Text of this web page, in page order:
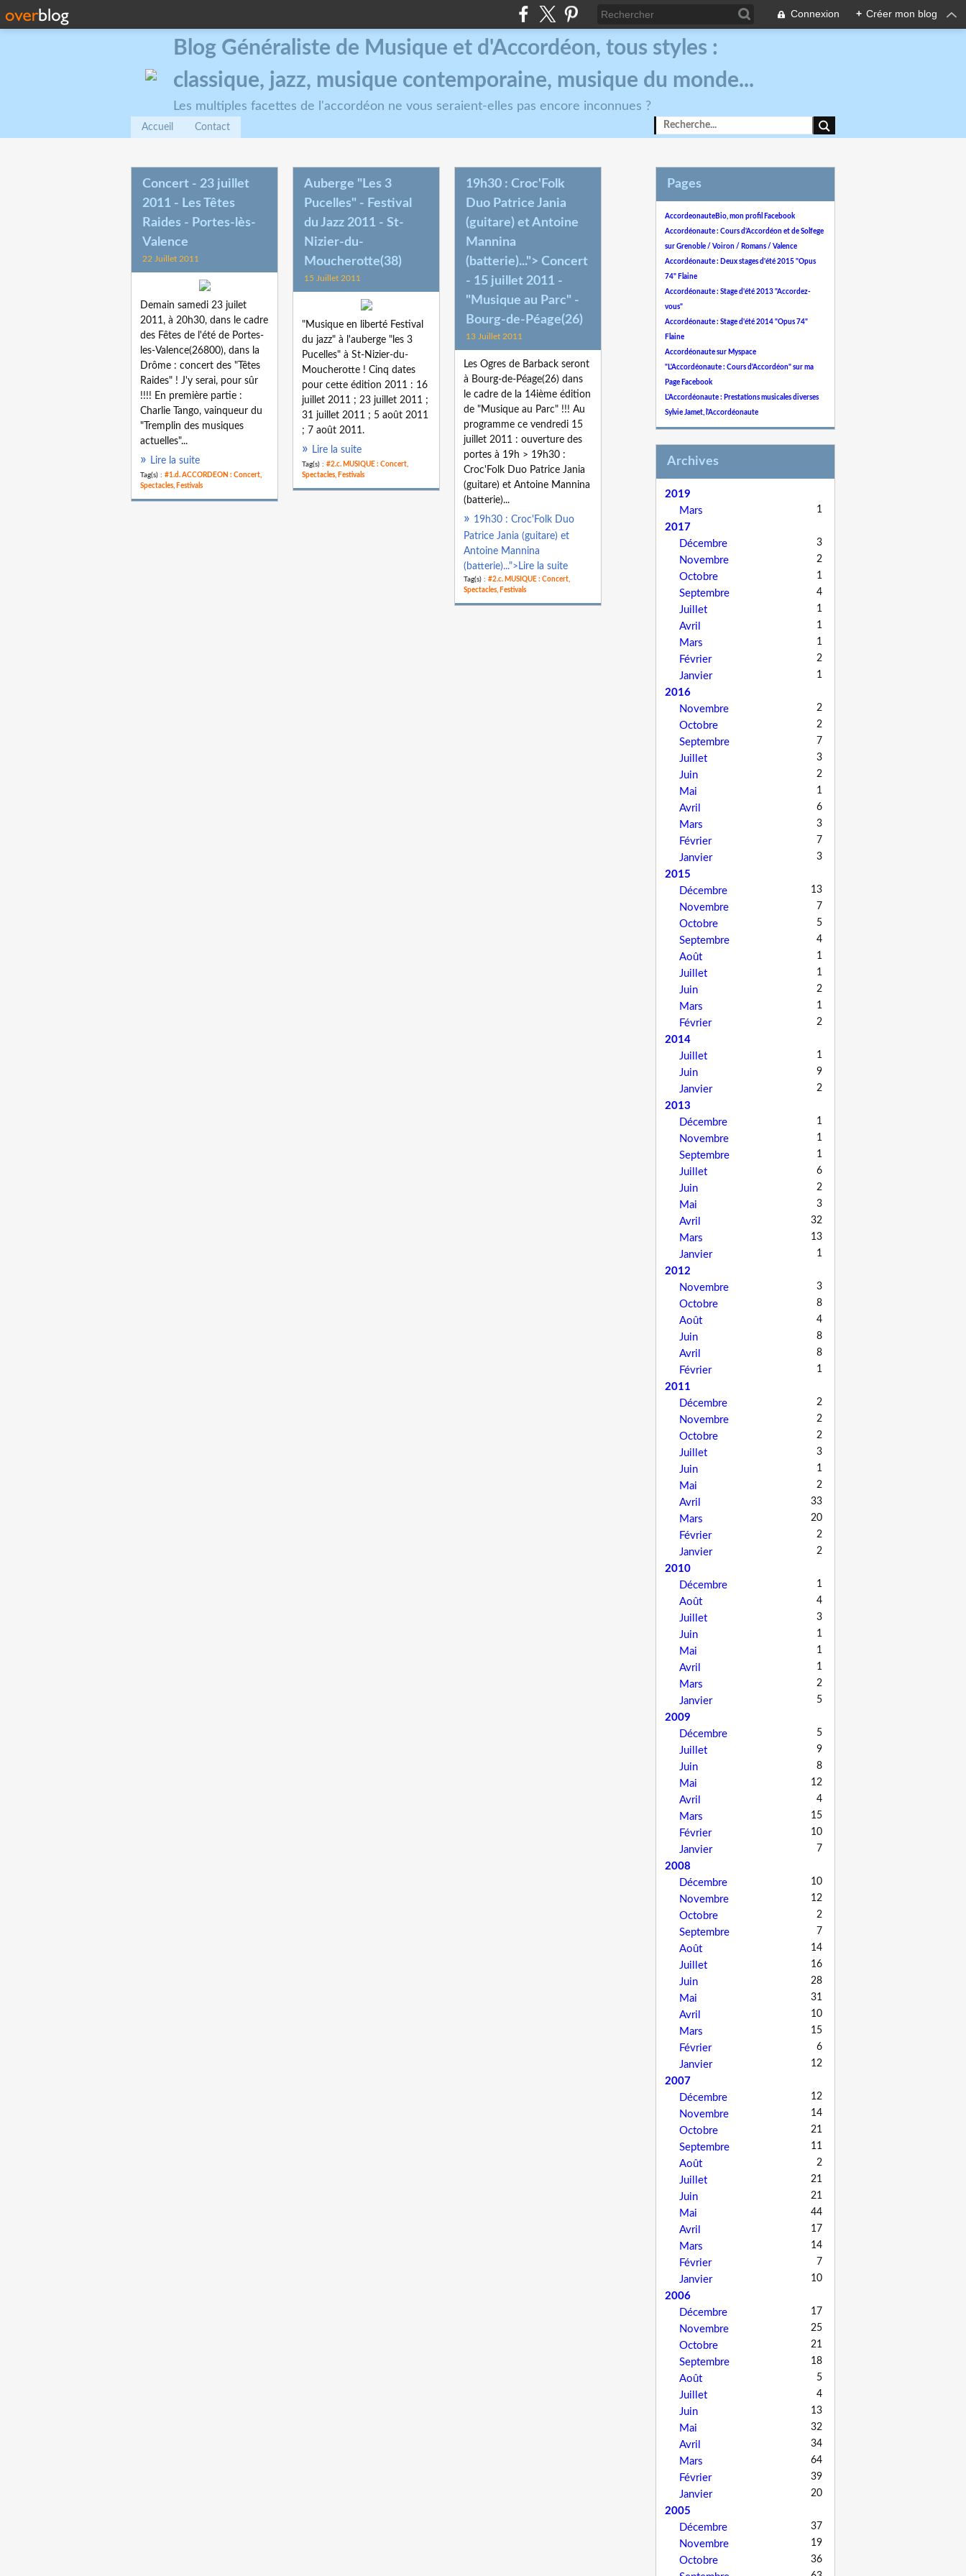
Connexion + Créer mon blog
Blog Généraliste de Musique et d'Accordéon, tous styles :
classique, jazz, musique contemporaine, musique du monde...
Les multiples facettes de l'accordéon ne vous seraient-elles pas encore inconnues ?
Accueil Contact
Concert - 23 juillet
2011 - Les Têtes
Raides - Portes-lès-
Valence
22 Juillet 2011
Demain samedi 23 juilet
2011, à 20h30, dans le cadre
des Fêtes de l'été de Portes-
les-Valence(26800), dans la
Drôme : concert des "Têtes
Raides" ! J'y serai, pour sûr
!!!! En première partie :
Charlie Tango, vainqueur du
"Tremplin des musiques
actuelles"...
Lire la suite
Tag(s) : #1.d. ACCORDEON : Concert,
Spectacles, Festivals
Auberge "Les 3
Pucelles" - Festival
du Jazz 2011 - St-
Nizier-du-
Moucherotte(38)
15 Juillet 2011
"Musique en liberté Festival
du jazz" à l'auberge "les 3
Pucelles" à St-Nizier-du-
Moucherotte ! Cinq dates
pour cette édition 2011 : 16
juillet 2011 ; 23 juillet 2011 ;
31 juillet 2011 ; 5 août 2011
; 7 août 2011.
Lire la suite
Tag(s) : #2.c. MUSIQUE : Concert,
Spectacles, Festivals
19h30 : Croc'Folk
Duo Patrice Jania
(guitare) et Antoine
Mannina
(batterie)..."> Concert
- 15 juillet 2011 -
"Musique au Parc" -
Bourg-de-Péage(26)
13 Juillet 2011
Les Ogres de Barback seront
à Bourg-de-Péage(26) dans
le cadre de la 14ième édition
de "Musique au Parc" !!! Au
programme ce vendredi 15
juillet 2011 : ouverture des
portes à 19h > 19h30 :
Croc'Folk Duo Patrice Jania
(guitare) et Antoine Mannina
(batterie)...
19h30 : Croc'Folk Duo
Patrice Jania (guitare) et
Antoine Mannina
(batterie)...">Lire la suite
Tag(s) : #2.c. MUSIQUE : Concert,
Spectacles, Festivals
Pages
AccordeonauteBio, mon profil Facebook
Accordéonaute : Cours d'Accordéon et de Solfege
sur Grenoble / Voiron / Romans / Valence
Accordéonaute : Deux stages d'été 2015 "Opus
74" Flaine
Accordéonaute : Stage d'été 2013 "Accordez-
vous"
Accordéonaute : Stage d'été 2014 "Opus 74"
Flaine
Accordéonaute sur Myspace
"L'Accordéonaute : Cours d'Accordéon" sur ma
Page Facebook
L'Accordéonaute : Prestations musicales diverses
Sylvie Jamet, l'Accordéonaute
Archives
2019
Mars
1
2017
Décembre
3
Novembre 2
Octobre 1
Septembre 4
Juillet 1
Avril 1
Mars 1
Février 2
Janvier 1
2016
Novembre
2
Octobre 2
Septembre 7
Juillet 3
Juin 2
Mai 1
Avril 6
Mars 3
Février 7
Janvier 3
2015
Décembre
13
Novembre 7
Octobre 5
Septembre 4
Août 1
Juillet 1
Juin 2
Mars 1
Février 2
2014
Juillet
1
Juin 9
Janvier 2
2013
Décembre
1
Novembre 1
Septembre 1
Juillet 6
Juin 2
Mai 3
Avril 32
Mars 13
Janvier 1
2012
Novembre
3
Octobre 8
Août 4
Juin 8
Avril 8
Février 1
2011
Décembre
2
Novembre 2
Octobre 2
Juillet 3
Juin 1
Mai 2
Avril 33
Mars 20
Février 2
Janvier 2
2010
Décembre
1
Août 4
Juillet 3
Juin 1
Mai 1
Avril 1
Mars 2
Janvier 5
2009
Décembre
5
Juillet 9
Juin 8
Mai 12
Avril 4
Mars 15
Février 10
Janvier 7
2008
Décembre
10
Novembre 12
Octobre 2
Septembre 7
Août 14
Juillet 16
Juin 28
Mai 31
Avril 10
Mars 15
Février 6
Janvier 12
2007
Décembre
12
Novembre 14
Octobre 21
Septembre 11
Août 2
Juillet 21
Juin 21
Mai 44
Avril 17
Mars 14
Février 7
Janvier 10
2006
Décembre
17
Novembre 25
Octobre 21
Septembre 18
Août 5
Juillet 4
Juin 13
Mai 32
Avril 34
Mars 64
Février 39
Janvier 20
2005
Décembre
37
Novembre 19
Octobre 36